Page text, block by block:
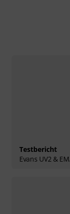
Testbericht
Evans UV2 &